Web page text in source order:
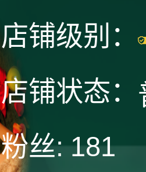
店铺级别：
店铺状态：
粉丝: 181